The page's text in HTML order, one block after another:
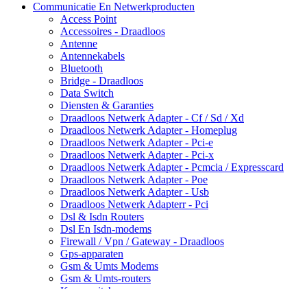
Communicatie En Netwerkproducten
Access Point
Accessoires - Draadloos
Antenne
Antennekabels
Bluetooth
Bridge - Draadloos
Data Switch
Diensten & Garanties
Draadloos Netwerk Adapter - Cf / Sd / Xd
Draadloos Netwerk Adapter - Homeplug
Draadloos Netwerk Adapter - Pci-e
Draadloos Netwerk Adapter - Pci-x
Draadloos Netwerk Adapter - Pcmcia / Expresscard
Draadloos Netwerk Adapter - Poe
Draadloos Netwerk Adapter - Usb
Draadloos Netwerk Adapterr - Pci
Dsl & Isdn Routers
Dsl En Isdn-modems
Firewall / Vpn / Gateway - Draadloos
Gps-apparaten
Gsm & Umts Modems
Gsm & Umts-routers